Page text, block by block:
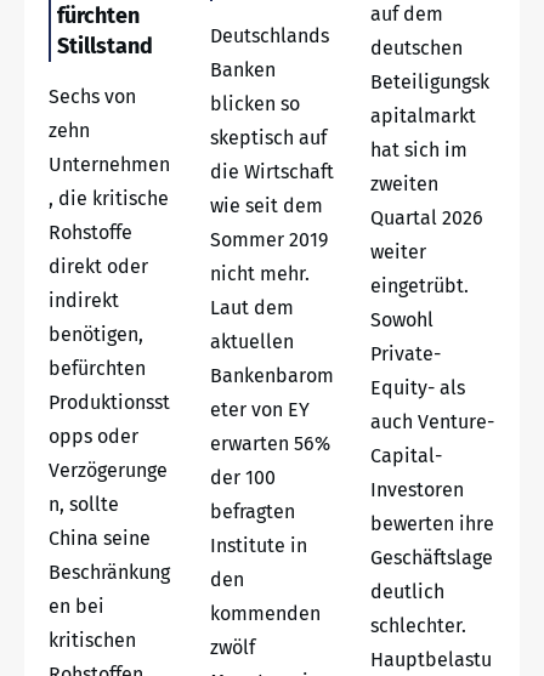
fürchten
Stillstand
Sechs von
zehn
Unternehmen
, die kritische
Rohstoffe
direkt oder
indirekt
benötigen,
befürchten
Produktionsst
opps oder
Verzögerunge
n, sollte
China seine
Beschränkung
en bei
kritischen
Deutschlands
Banken
blicken so
skeptisch auf
die Wirtschaft
wie seit dem
Sommer 2019
nicht mehr.
Laut dem
aktuellen
Bankenbarom
eter von EY
erwarten 56%
der 100
befragten
Institute in
den
kommenden
zwölf
auf dem
deutschen
Beteiligungsk
apitalmarkt
hat sich im
zweiten
Quartal 2026
weiter
eingetrübt.
Sowohl
Private-
Equity- als
auch Venture-
Capital-
Investoren
bewerten ihre
Geschäftslage
deutlich
schlechter.
Hauptbelastu